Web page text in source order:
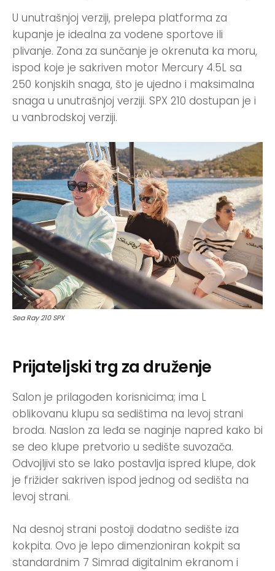
U unutrašnjoj verziji, prelepa platforma za
kupanje je idealna za vodene sportove ili
plivanje. Zona za sunčanje je okrenuta ka moru,
ispod koje je sakriven motor Mercury 4.5L sa
250 konjskih snaga, što je ujedno i maksimalna
snaga u unutrašnjoj verziji. SPX 210 dostupan je i
u vanbrodskoj verziji.
Sea Ray 210 SPX
Prijateljski trg za druženje
Salon je prilagođen korisnicima; ima L
oblikovanu klupu sa sedištima na levoj strani
broda. Naslon za leđa se naginje napred kako bi
se deo klupe pretvorio u sedište suvozača.
Odvojljivi sto se lako postavlja ispred klupe, dok
je frižider sakriven ispod jednog od sedišta na
levoj strani.
Na desnoj strani postoji dodatno sedište iza
kokpita. Ovo je lepo dimenzioniran kokpit sa
standardnim 7 Simrad digitalnim ekranom i